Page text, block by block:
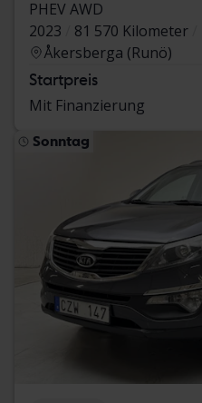
PHEV AWD
2023
81 570 Kilometer
Åkersberga (Runö)
Startpreis
Mit Finanzierung
Sonntag